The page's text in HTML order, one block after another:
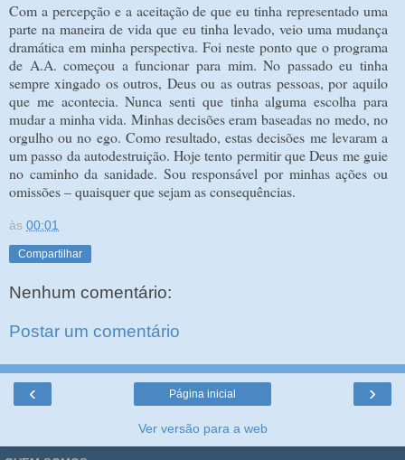
Com a percepção e a aceitação de que eu tinha representado uma
parte na maneira de vida que eu tinha levado, veio uma mudança
dramática em minha perspectiva. Foi neste ponto que o programa
de A.A. começou a funcionar para mim. No passado eu tinha
sempre xingado os outros, Deus ou as outras pessoas, por aquilo
que me acontecia. Nunca senti que tinha alguma escolha para
mudar a minha vida. Minhas decisões eram baseadas no medo, no
orgulho ou no ego. Como resultado, estas decisões me levaram a
um passo da autodestruição. Hoje tento permitir que Deus me guie
no caminho da sanidade. Sou responsável por minhas ações ou
omissões – quaisquer que sejam as consequências.
às 00:01
Compartilhar
Nenhum comentário:
Postar um comentário
‹ ›
Página inicial
Ver versão para a web